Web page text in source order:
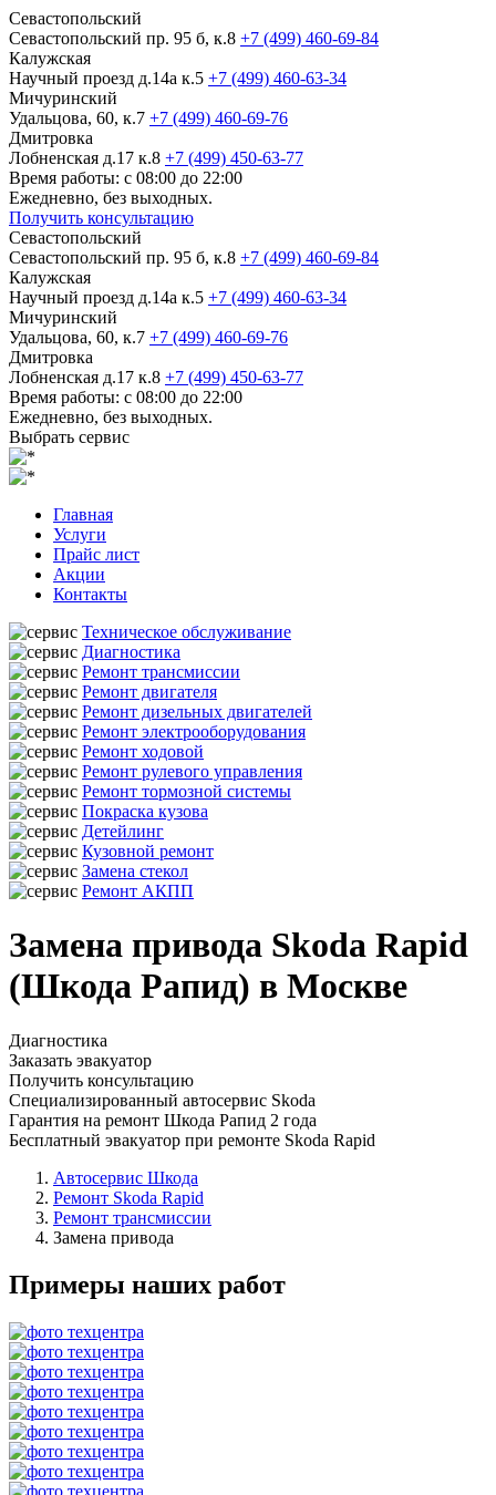
Севастопольский
Севастопольский пр. 95 б, к.8 +7 (499) 460-69-84
Калужская
Научный проезд д.14а к.5 +7 (499) 460-63-34
Мичуринский
Удальцова, 60, к.7 +7 (499) 460-69-76
Дмитровка
Лобненская д.17 к.8 +7 (499) 450-63-77
Время работы: с 08:00 до 22:00
Ежедневно, без выходных.
Получить консультацию
Севастопольский
Севастопольский пр. 95 б, к.8 +7 (499) 460-69-84
Калужская
Научный проезд д.14а к.5 +7 (499) 460-63-34
Мичуринский
Удальцова, 60, к.7 +7 (499) 460-69-76
Дмитровка
Лобненская д.17 к.8 +7 (499) 450-63-77
Время работы: с 08:00 до 22:00
Ежедневно, без выходных.
Выбрать сервис
Главная
Услуги
Прайс лист
Акции
Контакты
Техническое обслуживание
Диагностика
Ремонт трансмиссии
Ремонт двигателя
Ремонт дизельных двигателей
Ремонт электрооборудования
Ремонт ходовой
Ремонт рулевого управления
Ремонт тормозной системы
Покраска кузова
Детейлинг
Кузовной ремонт
Замена стекол
Ремонт АКПП
Замена привода Skoda Rapid
(Шкода Рапид) в Москве
Диагностика
Заказать эвакуатор
Получить консультацию
Специализированный автосервис Skoda
Гарантия на ремонт Шкода Рапид 2 года
Бесплатный эвакуатор при ремонте Skoda Rapid
Автосервис Шкода
Ремонт Skoda Rapid
Ремонт трансмиссии
Замена привода
Примеры наших работ